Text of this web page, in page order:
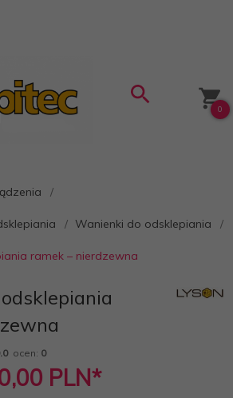
0
Wanienki do odsklepiania
ramek – nierdzewna
ocen: 0
PLN*